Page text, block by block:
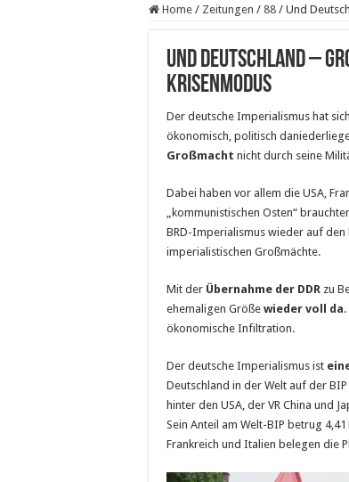
Home / Zeitungen / 88 / Und
Und Deutschland –
Krisenmodus
Der deutsche Imperialismus hat
ökonomisch, politisch
Großmacht nicht durch seine
Dabei haben vor allem die USA,
„kommunistischen Osten“
BRD-Imperialismus wieder auf den
imperialistischen Großmächte.
Mit der Übernahme der DDR zu
ehemaligen Größe wieder voll da
ökonomische Infiltration.
Der deutsche Imperialismus ist
Deutschland in der Welt auf der
hinter den USA, der VR China und
Sein Anteil am Welt-BIP betrug
Frankreich und Italien belegen die